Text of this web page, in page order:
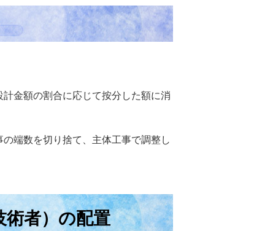
金額の割合に応じて按分した額に消
端数を切り捨て、主体工事で調整し
術者）の配置